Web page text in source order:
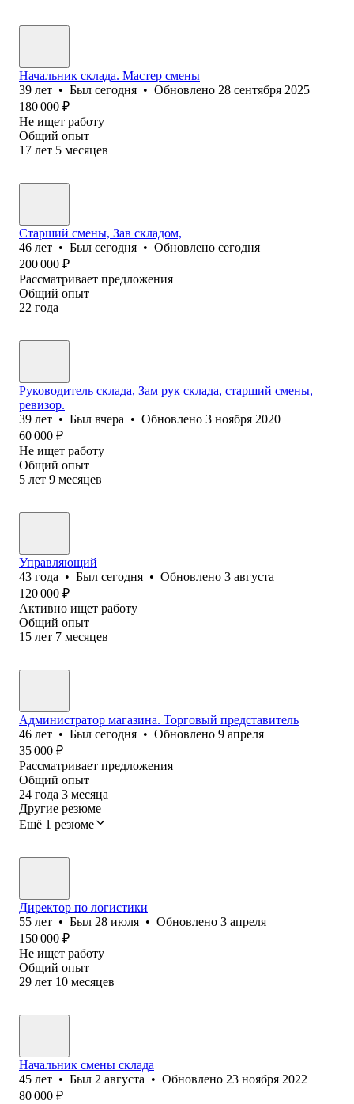
Начальник склада. Мастер смены
39 лет • Был сегодня • Обновлено 28 сентября 2025
180 000 ₽
Не ищет работу
Общий опыт
17 лет 5 месяцев
Старший смены, Зав складом,
46 лет • Был сегодня • Обновлено сегодня
200 000 ₽
Рассматривает предложения
Общий опыт
22 года
Руководитель склада, Зам рук склада, старший смены,
ревизор.
39 лет • Был вчера • Обновлено 3 ноября 2020
60 000 ₽
Не ищет работу
Общий опыт
5 лет 9 месяцев
Управляющий
43 года • Был сегодня • Обновлено 3 августа
120 000 ₽
Активно ищет работу
Общий опыт
15 лет 7 месяцев
Администратор магазина. Торговый представитель
46 лет • Был сегодня • Обновлено 9 апреля
35 000 ₽
Рассматривает предложения
Общий опыт
24 года 3 месяца
Другие резюме
Ещё 1 резюме
Директор по логистики
55 лет • Был 28 июля • Обновлено 3 апреля
150 000 ₽
Не ищет работу
Общий опыт
29 лет 10 месяцев
Начальник смены склада
45 лет • Был 2 августа • Обновлено 23 ноября 2022
80 000 ₽